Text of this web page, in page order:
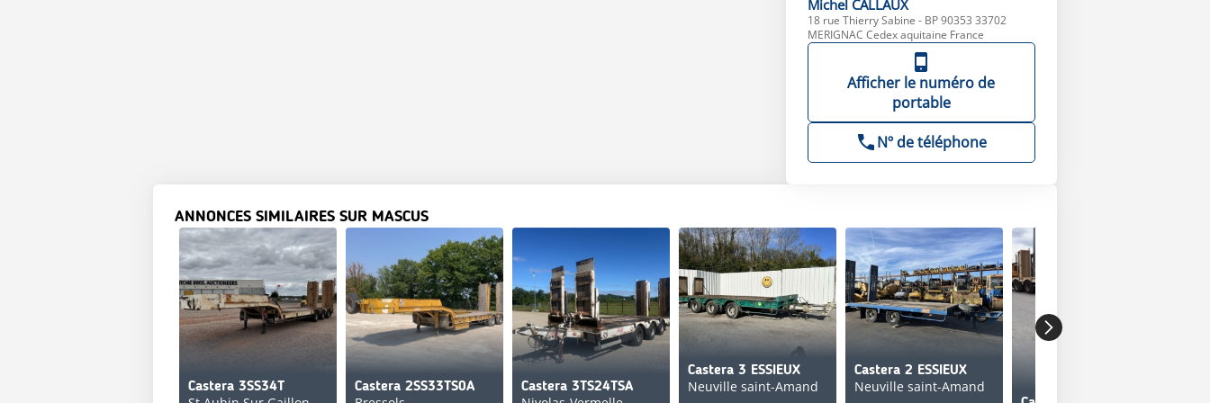
Michel CALLAUX
18 rue Thierry Sabine - BP 90353 33702
MERIGNAC Cedex aquitaine France
Afficher le numéro de
portable
Nº de téléphone
ANNONCES SIMILAIRES SUR MASCUS
Castera 3SS34T Castera 2SS33TS0A Castera 3TS24TSA
Castera 3 ESSIEUX
Neuville saint-Amand
Castera 2 ESSIEUX
Neuville saint-Amand